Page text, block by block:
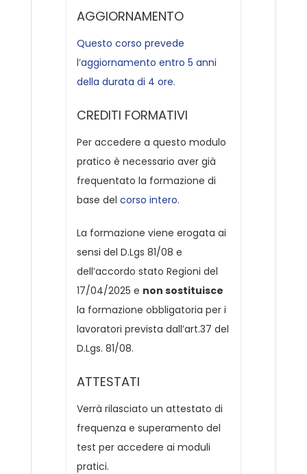
AGGIORNAMENTO
Questo corso prevede
l’aggiornamento entro 5 anni
della durata di 4 ore.
CREDITI FORMATIVI
Per accedere a questo modulo
pratico è necessario aver già
frequentato la formazione di
base del corso intero.
La formazione viene erogata ai
sensi del D.Lgs 81/08 e
dell’accordo stato Regioni del
17/04/2025 e non sostituisce
la formazione obbligatoria per i
lavoratori prevista dall’art.37 del
D.Lgs. 81/08.
ATTESTATI
Verrà rilasciato un attestato di
frequenza e superamento del
test per accedere ai moduli
pratici.